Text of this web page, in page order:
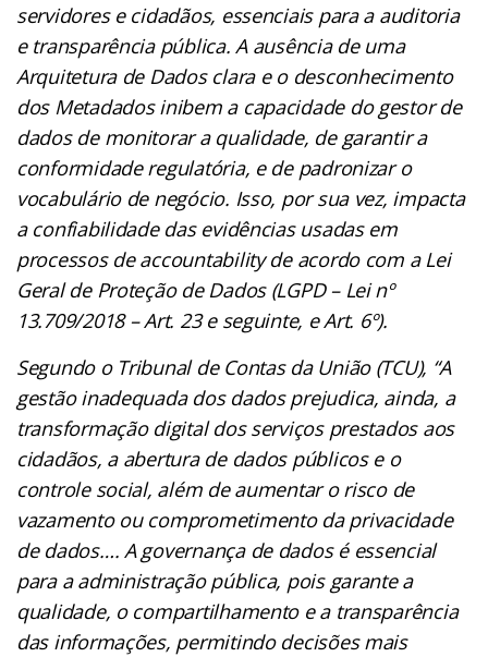
servidores e cidadãos, essenciais para a auditoria
e transparência pública. A ausência de uma
Arquitetura de Dados clara e o desconhecimento
dos Metadados inibem a capacidade do gestor de
dados de monitorar a qualidade, de garantir a
conformidade regulatória, e de padronizar o
vocabulário de negócio. Isso, por sua vez, impacta
a confiabilidade das evidências usadas em
processos de accountability de acordo com a Lei
Geral de Proteção de Dados (LGPD – Lei nº
13.709/2018 – Art. 23 e seguinte, e Art. 6º).
Segundo o Tribunal de Contas da União (TCU), “A
gestão inadequada dos dados prejudica, ainda, a
transformação digital dos serviços prestados aos
cidadãos, a abertura de dados públicos e o
controle social, além de aumentar o risco de
vazamento ou comprometimento da privacidade
de dados…. A governança de dados é essencial
para a administração pública, pois garante a
qualidade, o compartilhamento e a transparência
das informações, permitindo decisões mais